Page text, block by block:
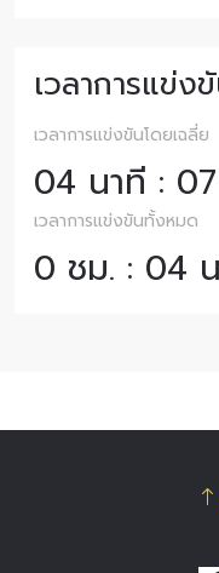
เวลาการแข่ง
เวลาการแข่งขันโดยเฉลี่ย
04 นาที :
เวลาการแข่งขันทั้งหมด
0 ชม. : 04